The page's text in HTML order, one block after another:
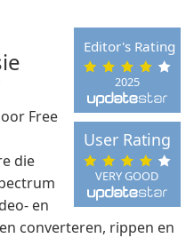
2025
Editor's Rating
VERY GOOD
User Rating
Free
die
en
converteren, rippen en